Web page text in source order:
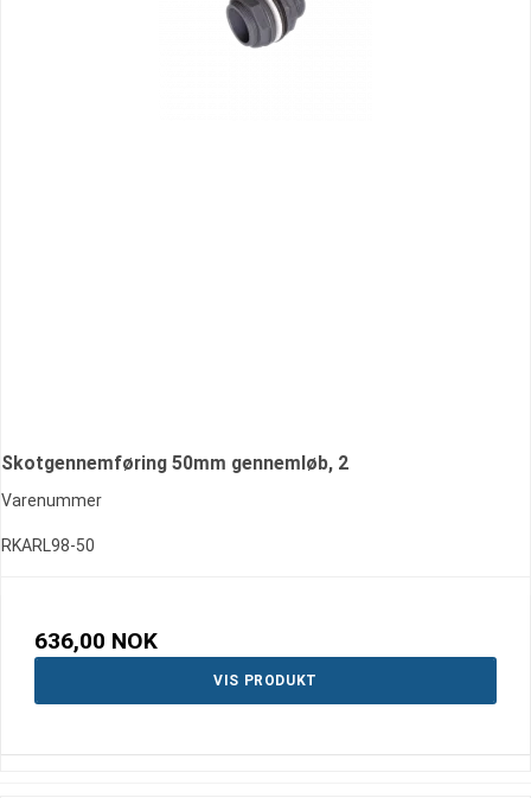
Skotgennemføring 50mm gennemløb, 2
Varenummer
RKARL98-50
636,00 NOK
VIS PRODUKT